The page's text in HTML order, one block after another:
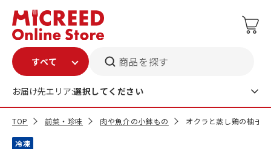
商品を探す
お届け先エリア:選択してください
TOP 前菜・珍味 肉や魚介の小鉢もの オクラと蒸し鶏の柚子
冷凍